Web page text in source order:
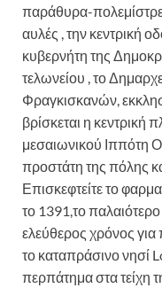
παράθυρα-
αυλές , την κεντρική
κυβερνήτη της
τελωνείου , το
Φραγκισκανών,
βρίσκεται η κεντρική
μεσαιωνικού Ιππότη
προστάτη της πόλης
Επισκεφτείτε το
το 1391,το
ελεύθερος χρόνος
το καταπράσινο νησί
περπάτημα στα τείχη